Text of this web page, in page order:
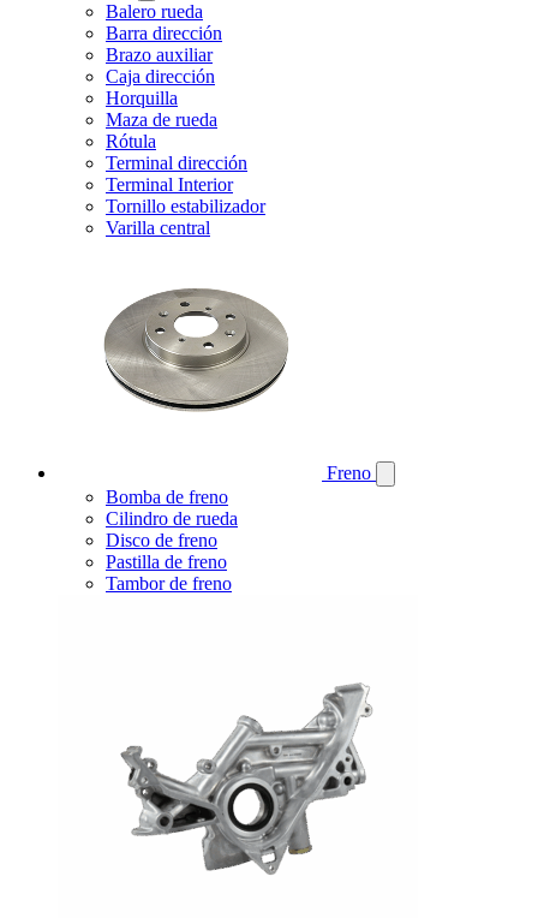
Balero rueda
Barra dirección
Brazo auxiliar
Caja dirección
Horquilla
Maza de rueda
Rótula
Terminal dirección
Terminal Interior
Tornillo estabilizador
Varilla central
Freno
Bomba de freno
Cilindro de rueda
Disco de freno
Pastilla de freno
Tambor de freno